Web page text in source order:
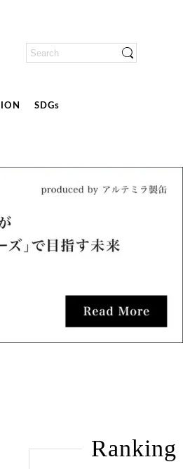
SDGs
Ranking